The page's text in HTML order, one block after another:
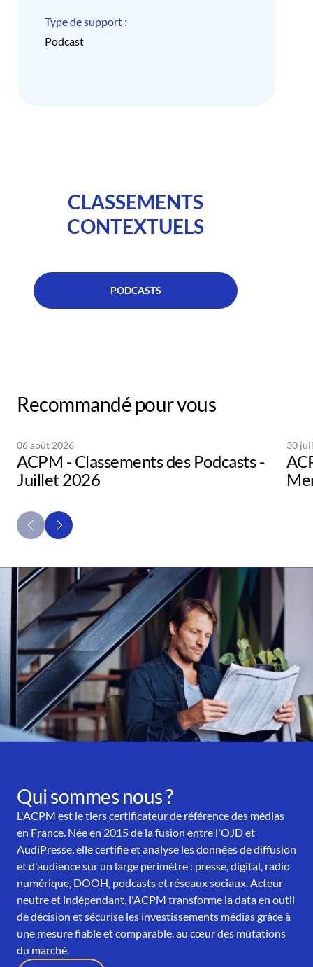
Type de support :
Podcast
CLASSEMENTS
CONTEXTUELS
PODCASTS
Recommandé pour vous
06 août 2026
ACPM - Classements des Podcasts -
Juillet 2026
30
Qui sommes nous ?
L'ACPM est le tiers certificateur de référence des médias
en France. Née en 2015 de la fusion entre l'OJD et
AudiPresse, elle certifie et analyse les données de diffusion
et d'audience sur un large périmètre : presse, digital, radio
numérique, DOOH, podcasts et réseaux sociaux. Acteur
neutre et indépendant, l'ACPM transforme la data en outil
de décision et sécurise les investissements médias grâce à
une mesure fiable et comparable, au cœur des mutations
du marché.